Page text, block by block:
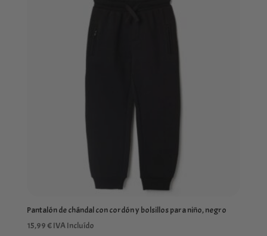
Pantalón de chándal con cordón y bolsillos para niño, negro
15,99€IVA Incluído